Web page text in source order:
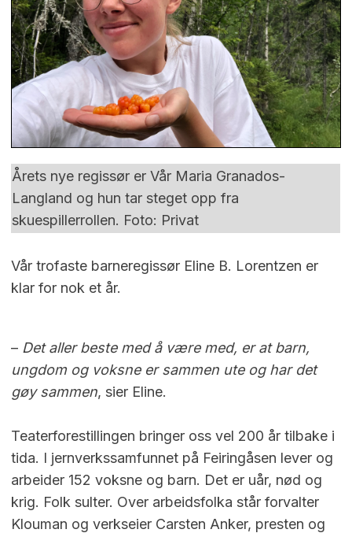
Årets nye regissør er Vår Maria Granados-
Langland og hun tar steget opp fra
skuespillerrollen. Foto: Privat
Vår trofaste barneregissør Eline B. Lorentzen er
klar for nok et år.
– Det aller beste med å være med, er at barn,
ungdom og voksne er sammen ute og har det
gøy sammen, sier Eline.
Teaterforestillingen bringer oss vel 200 år tilbake i
tida. I jernverkssamfunnet på Feiringåsen lever og
arbeider 152 voksne og barn. Det er uår, nød og
krig. Folk sulter. Over arbeidsfolka står forvalter
Klouman og verkseier Carsten Anker, presten og